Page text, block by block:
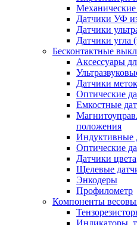
Датчики УФ
Датчики
Датчики угла
Бесконтактные
Аксессуары
Датчики меток
Оптические
Емкостные
положения
Индуктивные
Оптические
Датчики цвета
Щелевые
Энкодеры
Профилометр
Компоненты
Индикаторы,